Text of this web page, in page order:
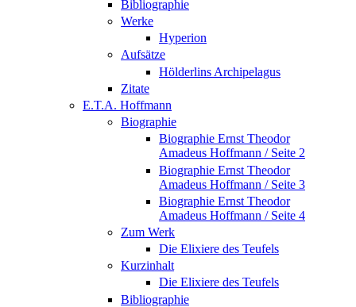
Bibliographie
Werke
Hyperion
Aufsätze
Hölderlins Archipelagus
Zitate
E.T.A. Hoffmann
Biographie
Biographie Ernst Theodor
Amadeus Hoffmann / Seite 2
Biographie Ernst Theodor
Amadeus Hoffmann / Seite 3
Biographie Ernst Theodor
Amadeus Hoffmann / Seite 4
Zum Werk
Die Elixiere des Teufels
Kurzinhalt
Die Elixiere des Teufels
Bibliographie